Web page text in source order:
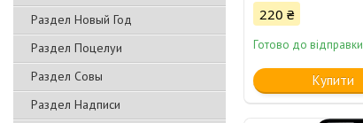
Раздел Новый Год
Раздел Поцелуи
Раздел Совы
Раздел Надписи
220 ₴
Готово до відправки
Купити